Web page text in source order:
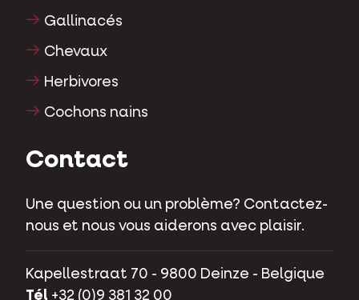
Gallinacés
Chevaux
Herbivores
Cochons nains
Contact
Une question ou un problème? Contactez-
nous et nous vous aiderons avec plaisir.
Kapellestraat 70 - 9800 Deinze - Belgique
Tél +32 (0)9 381 32 00